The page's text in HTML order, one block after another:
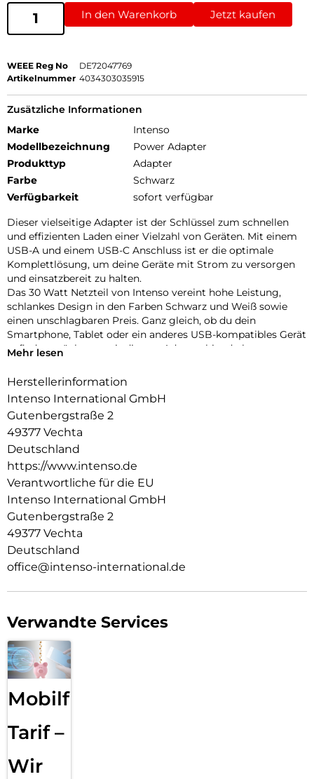
In den Warenkorb Jetzt kaufen
WEEE Reg No
DE72047769
Artikelnummer 4034303035915
Zusätzliche Informationen
Marke
Intenso
Modellbezeichnung
Power Adapter
Produkttyp
Adapter
Farbe
Schwarz
Verfügbarkeit
sofort verfügbar
Dieser vielseitige Adapter ist der Schlüssel zum schnellen
und effizienten Laden einer Vielzahl von Geräten. Mit einem
USB-A und einem USB-C Anschluss ist er die optimale
Komplettlösung, um deine Geräte mit Strom zu versorgen
und einsatzbereit zu halten.
Das 30 Watt Netzteil von Intenso vereint hohe Leistung,
schlankes Design in den Farben Schwarz und Weiß sowie
einen unschlagbaren Preis. Ganz gleich, ob du dein
Smartphone, Tablet oder ein anderes USB-kompatibles Gerät
aufladen möchtest, mit diesem Adapter bist du bestens
ihn zum idealen Reisebegleiter, der dafür sorgt, dass du
Verabschiede dich vom langsamen Laden
Vertraue auf die Qualität von Intenso und entdecke die
Zukunft des Ladens. Mit dem Intenso W30AC Power Adapter
sorgst du dafür, dass deine Geräte immer mit Strom
versorgt sind.
Mehr lesen
Herstellerinformation
Intenso International GmbH
Gutenbergstraße 2
49377 Vechta
Deutschland
https://www.intenso.de
Verantwortliche für die EU
Intenso International GmbH
Gutenbergstraße 2
49377 Vechta
Deutschland
office@intenso-international.de
Verwandte Services
Mobilfunk
Tarif –
Wir